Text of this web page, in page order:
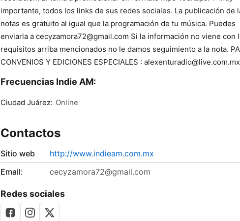
importante, todos los links de sus redes sociales. La publicación de
notas es gratuito al igual que la programación de tu música. Puedes
enviarla a cecyzamora72@gmail.com Si la información no viene con
requisitos arriba mencionados no le damos seguimiento a la nota.
CONVENIOS Y EDICIONES ESPECIALES : alexenturadio@live.com.mx
Frecuencias Indie AM:
Ciudad Juárez: Online
Contactos
Sitio web
http://www.indieam.com.mx
Email:
cecyzamora72@gmail.com
Redes sociales